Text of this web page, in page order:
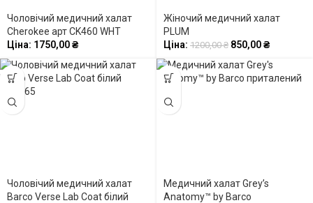
Чоловічий медичний халат
Cherokee арт CK460 WHT
Ціна: 1750,00₴
Жіночий медичний халат
PLUM
Ціна: 1200,00₴ 850,00₴
Чоловічий медичний халат
Barco Verse Lab Coat білий
Медичний халат Grey’s
Anatomy™ by Barco